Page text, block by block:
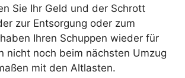
Sie Ihr Geld und der Schrott
zur Entsorgung oder zum
Ihren Schuppen wieder für
nicht noch beim nächsten Umzug
mit den Altlasten.